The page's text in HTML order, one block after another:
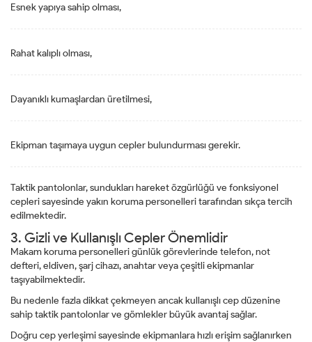
Esnek yapıya sahip olması,
Rahat kalıplı olması,
Dayanıklı kumaşlardan üretilmesi,
Ekipman taşımaya uygun cepler bulundurması gerekir.
Taktik pantolonlar, sundukları hareket özgürlüğü ve fonksiyonel
cepleri sayesinde yakın koruma personelleri tarafından sıkça tercih
edilmektedir.
3. Gizli ve Kullanışlı Cepler Önemlidir
Makam koruma personelleri günlük görevlerinde telefon, not
defteri, eldiven, şarj cihazı, anahtar veya çeşitli ekipmanlar
taşıyabilmektedir.
Bu nedenle fazla dikkat çekmeyen ancak kullanışlı cep düzenine
sahip taktik pantolonlar ve gömlekler büyük avantaj sağlar.
Doğru cep yerleşimi sayesinde ekipmanlara hızlı erişim sağlanırken